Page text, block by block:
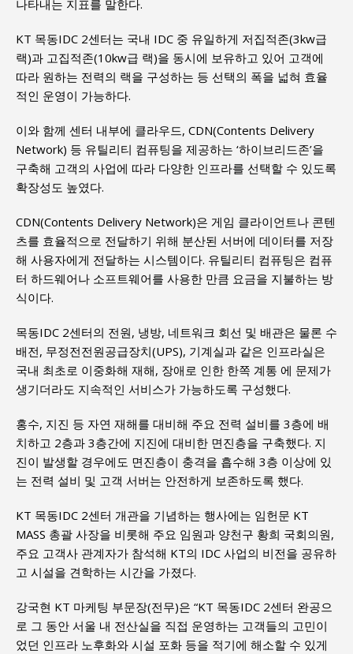
나타내는 지표를 말한다.
KT 목동IDC 2센터는 국내 IDC 중 유일하게 저집적존(3kw급
랙)과 고집적존(10kw급 랙)을 동시에 보유하고 있어 고객에
따라 원하는 전력의 랙을 구성하는 등 선택의 폭을 넓혀 효율
적인 운영이 가능하다.
이와 함께 센터 내부에 클라우드, CDN(Contents Delivery
Network) 등 유틸리티 컴퓨팅을 제공하는 ‘하이브리드존’을
구축해 고객의 사업에 따라 다양한 인프라를 선택할 수 있도록
확장성도 높였다.
CDN(Contents Delivery Network)은 게임 클라이언트나 콘텐
츠를 효율적으로 전달하기 위해 분산된 서버에 데이터를 저장
해 사용자에게 전달하는 시스템이다. 유틸리티 컴퓨팅은 컴퓨
터 하드웨어나 소프트웨어를 사용한 만큼 요금을 지불하는 방
식이다.
목동IDC 2센터의 전원, 냉방, 네트워크 회선 및 배관은 물론 수
배전, 무정전전원공급장치(UPS), 기계실과 같은 인프라실은
국내 최초로 이중화해 재해, 장애로 인한 한쪽 계통 에 문제가
생기더라도 지속적인 서비스가 가능하도록 구성했다.
홍수, 지진 등 자연 재해를 대비해 주요 전력 설비를 3층에 배
치하고 2층과 3층간에 지진에 대비한 면진층을 구축했다. 지
진이 발생할 경우에도 면진층이 충격을 흡수해 3층 이상에 있
는 전력 설비 및 고객 서버는 안전하게 보존하도록 했다.
KT 목동IDC 2센터 개관을 기념하는 행사에는 임헌문 KT
MASS 총괄 사장을 비롯해 주요 임원과 양천구 황희 국회의원,
주요 고객사 관계자가 참석해 KT의 IDC 사업의 비전을 공유하
고 시설을 견학하는 시간을 가졌다.
강국현 KT 마케팅 부문장(전무)은 “KT 목동IDC 2센터 완공으
로 그 동안 서울 내 전산실을 직접 운영하는 고객들의 고민이
었던 인프라 노후화와 시설 포화 등을 적기에 해소할 수 있게